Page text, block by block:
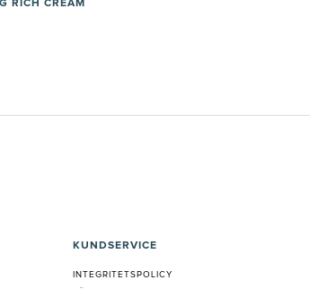
RICH CREAM
KUNDSERVICE
INTEGRITETSPOLICY